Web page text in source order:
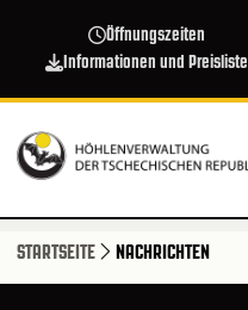
Öffnungszeiten
Informationen und Preisliste
STARTSEITE NACHRICHTEN